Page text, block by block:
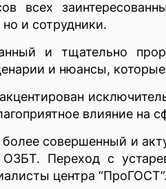
всех
и сотрудники.
и тщательно
и нюансы,
влияние на
совершенный и
Переход с
центра “ПроГОСТ”.